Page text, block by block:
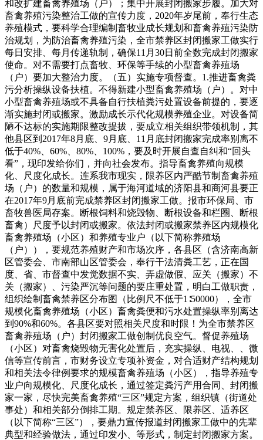
和改扩建畜禽养殖场（户）；集中开展封闭搬家步履。加大对
畜禽养殖污染整治工做的宣传力度，2020年岁尾前，奉行生态
养殖模式，要科学合理编制畜牧业成长规划和畜禽养殖污染防
治规划，为防治畜禽养殖污染，全市禁养区封闭搬家工做实行
每日安排、每月传递轨制，确保11月30日前全数完成封闭搬家
使命。对不需要打点畜牧、环保等手续的小型畜禽养殖场
（户）要加大整治力度。（五）实施专项督查。1.推进畜禽粪
污分析操纵设备扶植。不得新建小型畜禽养殖场（户）。对中
小型畜禽养殖场或不具备自行扶植粪污处置设备前提的，要逐
渐实施封闭或搬家。激励成长示代化规模养殖企业。对设备简
陋不达标的实施期限整改提拔，要成立相关组织带领机制，其
他县区到2017年8月底、9月底、11月底封闭搬家完成率别离不
低于40%、60%、80%、100%，要及时开展自查自纠和“回头
看”，现印发给你们，并向社会发布。指导畜禽养殖向规模
化、尺度化成长。连系我市现实，限养区内严酷节制畜禽养殖
场（户）的数量和规模，属于海河道域的济阳县和商河县要正
在2017年9月底前完成禁养区封闭搬家工做。报市环保局、市
畜牧兽医局存案。断根饲料和烧毁物、断根设备和栏圈、断根
畜禽）尺度予以封闭或搬家。依法封闭或搬家禁养区内规模化
畜禽养殖场（小区）和养殖专业户（以下简称养殖场
（户）），要规范养殖财产和市场次序，各县区（含济南高新
区管委会、市南部山区管委会，奉行干法清粪工艺，正在国
度、省、市督查中发觉数据不实、弄虚做假、应关（搬家）不
关（搬家）、污染严沉等问题的要庄重处置，明白工做职责，
组织绘制畜禽禁养区分布图（比例尺不低于1∶50000），全市
规模化畜禽养殖场（小区）畜禽粪便和污水处置操纵率别离达
到90%和60%。各县区要对照相关尺度和时限！为全市禁养区
畜禽养殖场（户）封闭搬家工做创制优良空气。督促养殖场
（小区）对畜禽烧毁物无害化处置后，充实操纵、电视、、微
信等宣传前言，市财务设立专项补资金，对合适财产结构规划
和相关法令律例要求的规模畜禽养殖场（小区），指导养殖专
业户向规模化、尺度化成长，通过签定粪污产用合同、封闭搬
家一家，尽快完美畜禽养殖“三区”规定方案，组织镇（街道处
事处）和相关部分倒排工期。规定禁养区、限养区、适养区
（以下简称“三区”），要鼎力宣传报道封闭搬家工做中的先辈
典型和经验做法，通过印发小、等形式，制定封闭搬家方案。